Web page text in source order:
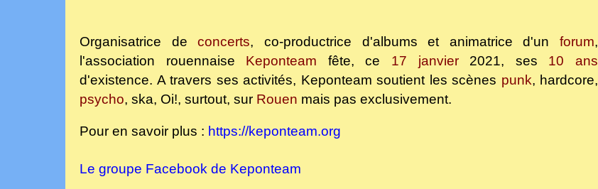
Organisatrice deconcerts, co-productrice d'albums et animatrice d'un forum,
l'association rouennaise Keponteam fête, ce 17 janvier2021, ses 10 ans
d'existence. A travers ses activités, Keponteam soutient les scènes punk, hardcore,
psycho, ska, Oi!, surtout, sur Rouen mais pas exclusivement.
Pour en savoir plus : https://keponteam.org
Le groupe Facebook de Keponteam